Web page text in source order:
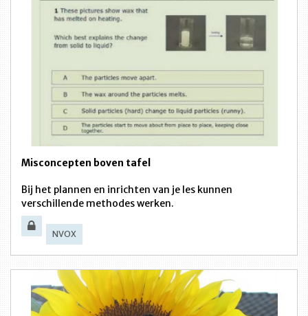
Misconcepten boven tafel
Bij het plannen en inrichten van je les kunnen
verschillende methodes werken.
NVOX